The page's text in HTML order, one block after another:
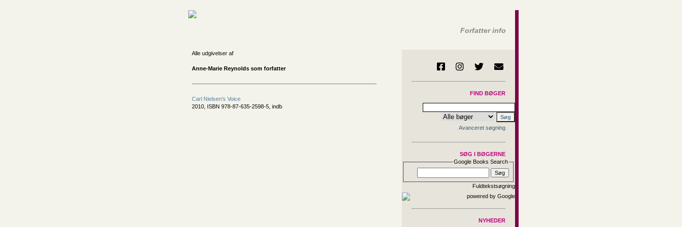
Forfatter info
Alle udgivelser af
Anne-Marie Reynolds som forfatter
Carl Nielsen's Voice
2010, ISBN 978-87-635-2598-5, indb
FIND BØGER
Avanceret søgning
SØG I BØGERNE
Google Books Search
Fuldtekstsøgning
NYHEDER